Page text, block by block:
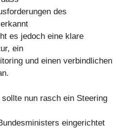
des
es jedoch eine klare
ein
und einen verbindlichen
nun rasch ein Steering
eingerichtet